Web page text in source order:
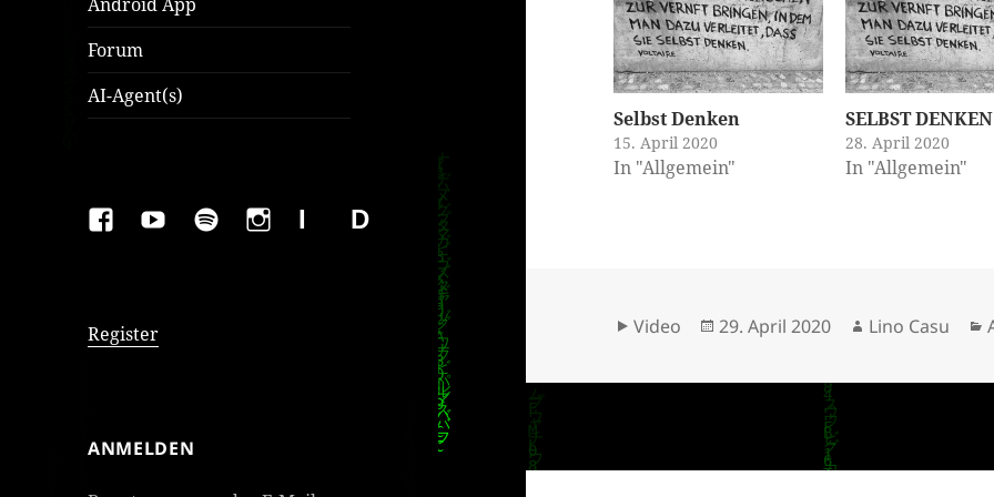
Forum
AI-Agent(s)
FAKEBOOK
YOUTUBESPOTIFYINSTAGRAM
IMPRESSUMDatenschutzerklärung
Register
ANMELDEN
Selbst Denken
15. April 2020
In "Allgemein"
SELBST DENKEN
28. April 2020
In "Allgemein"
Format
Video
Veröffentlicht
29. April 2020 Autor
Lino Casu